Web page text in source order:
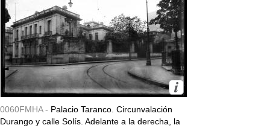
0060FMHA - Palacio Taranco. Circunvalación
Durango y calle Solís. Adelante a la derecha, la